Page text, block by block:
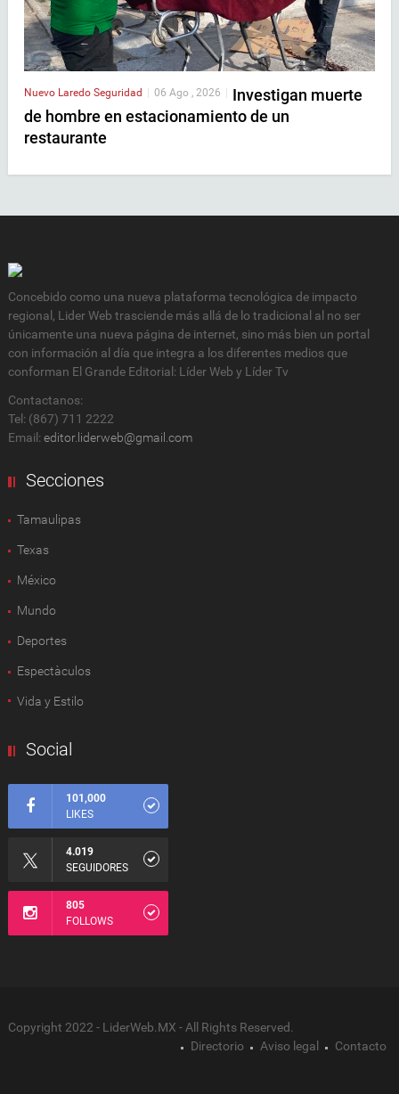
Nuevo Laredo Seguridad 06 Ago , 2026
Investigan muerte
de hombre en estacionamiento de un
restaurante
Concebido como una nueva plataforma tecnológica de impacto
regional, Lider Web trasciende más allá de lo tradicional al no ser
únicamente una nueva página de internet, sino más bien un portal
con información al día que integra a los diferentes medios que
conforman El Grande Editorial: Líder Web y Líder Tv
Contactanos:
Tel: (867) 711 2222
Email: editor.liderweb@gmail.com
Secciones
Tamaulipas
Texas
México
Mundo
Deportes
Espectàculos
Vida y Estilo
Social
101,000
LIKES
4.019
SEGUIDORES
805
FOLLOWS
Copyright 2022 - LiderWeb.MX - All Rights Reserved.
Directorio
Aviso legal Contacto